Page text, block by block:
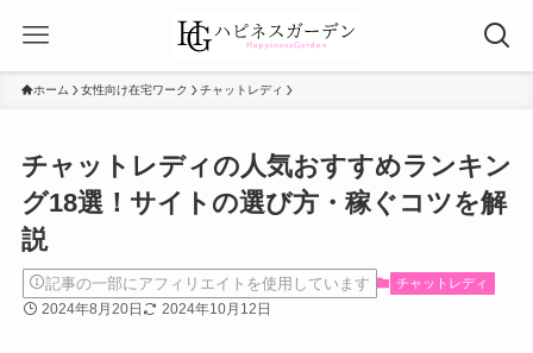
ホーム 女性向け在宅ワーク チャットレディ
チャットレディの人気おすすめランキン
グ18選！サイトの選び方・稼ぐコツを解
説
記事の一部にアフィリエイトを使用しています チャットレディ
2024年8月20日 2024年10月12日